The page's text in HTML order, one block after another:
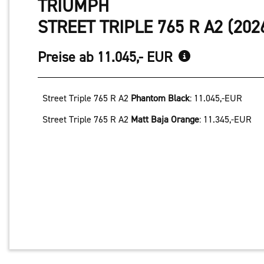
TRIUMPH
STREET TRIPLE 765 R A2
Preise ab 11.045,- EUR
Street Triple 765 R A2 Phantom Black: 11.045,-EUR
Street Triple 765 R A2 Matt Baja Orange: 11.345,-EUR